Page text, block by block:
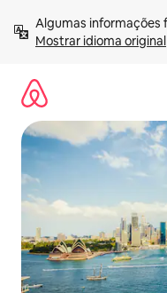
para
Mostrar idioma original